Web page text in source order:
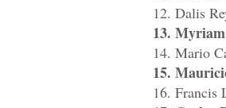
12. Dalis
13.
14. Mario
15.
16. Francis